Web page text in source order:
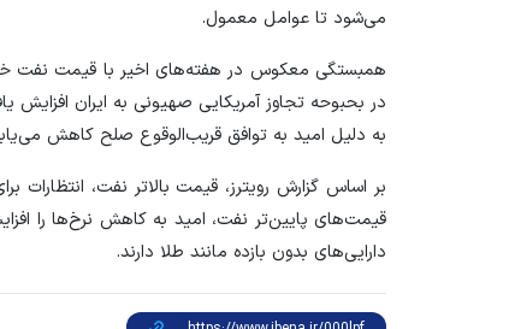
می‌شود تا عوامل معمول.
همبستگی معکوس در هفته‌های اخیر با قیمت نفت
در بحبوحه تجاوز آمریکایی صهیونی به ایران
به دلیل امید به توافق قریب‌الوقوع صلح کاهش
بر اساس گزارش رویترز، قیمت بالاتر نفت، انتظارات
قیمت‌های پایین‌تر نفت، امید به کاهش نرخ‌ها را
دارایی‌های بدون بازده مانند طلا دارند.